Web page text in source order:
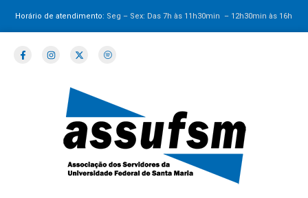
Horário de atendimento: Seg – Sex: Das 7h às 11h30min – 12h30minàs 16h